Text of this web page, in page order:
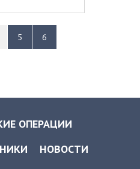
5 6
ОПЕРАЦИИ
НОВОСТИ